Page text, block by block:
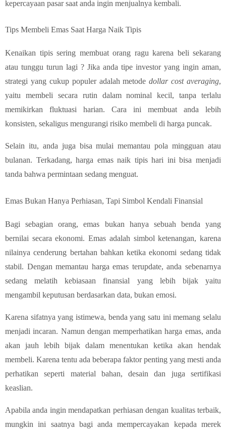
kepercayaan pasar saat anda ingin menjualnya kembali.
Tips Membeli Emas Saat Harga Naik Tipis
Kenaikan tipis sering membuat orang ragu karena beli sekarang
atau tunggu turun lagi ? Jika anda tipe investor yang ingin aman,
strategi yang cukup populer adalah metodedollar cost averaging,
yaitu membeli secara rutin dalam nominal kecil, tanpa terlalu
memikirkan fluktuasi harian. Cara ini membuat anda lebih
konsisten, sekaligus mengurangi risiko membeli di harga puncak.
Selain itu, anda juga bisa mulai memantau pola mingguan atau
bulanan. Terkadang, harga emas naik tipis hari ini bisa menjadi
tanda bahwa permintaan sedang menguat.
Emas Bukan Hanya Perhiasan, Tapi Simbol Kendali Finansial
Bagi sebagian orang, emas bukan hanya sebuah benda yang
bernilai secara ekonomi. Emas adalah simbol ketenangan, karena
nilainya cenderung bertahan bahkan ketika ekonomi sedang tidak
stabil. Dengan memantau harga emas terupdate, anda sebenarnya
sedang melatih kebiasaan finansial yang lebih bijak yaitu
mengambil keputusan berdasarkan data, bukan emosi.
Karena sifatnya yang istimewa, benda yang satu ini memang selalu
menjadi incaran. Namun dengan memperhatikan harga emas, anda
akan jauh lebih bijak dalam menentukan ketika akan hendak
membeli. Karena tentu ada beberapa faktor penting yang mesti anda
perhatikan seperti material bahan, desain dan juga sertifikasi
keaslian.
Apabila anda ingin mendapatkan perhiasan dengan kualitas terbaik,
mungkin ini saatnya bagi anda mempercayakan kepada merek